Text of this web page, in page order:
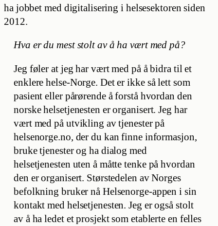
ha jobbet med digitalisering i helsesektoren siden
2012.
Hva er du mest stolt av å ha vært med på?
Jeg føler at jeg har vært med på å bidra til et
enklere helse-Norge. Det er ikke så lett som
pasient eller pårørende å forstå hvordan den
norske helsetjenesten er organisert. Jeg har
vært med på utvikling av tjenester på
helsenorge.no, der du kan finne informasjon,
bruke tjenester og ha dialog med
helsetjenesten uten å måtte tenke på hvordan
den er organisert. Størstedelen av Norges
befolkning bruker nå Helsenorge-appen i sin
kontakt med helsetjenesten. Jeg er også stolt
av å ha ledet et prosjekt som etablerte en felles